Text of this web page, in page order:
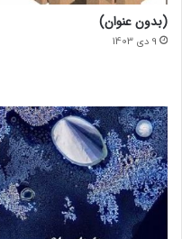
(بدون عنوان)
9 دی 1403